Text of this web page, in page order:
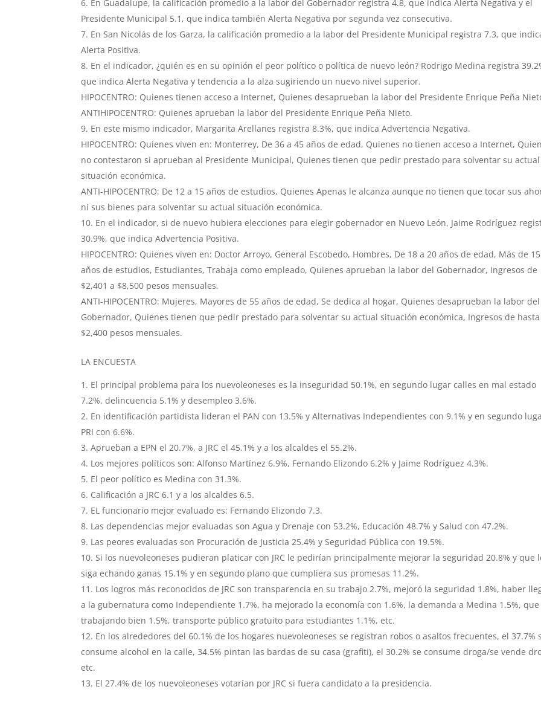
En Guadalupe, la calificación promedio a la labor del Gobernador registra 4.8, que indica Alerta Negativa y el
Presidente Municipal 5.1, que indica también Alerta Negativa por segunda vez consecutiva.
En San Nicolás de los Garza, la calificación promedio a la labor del Presidente Municipal registra 7.3, que
Alerta Positiva.
En el indicador, ¿quién es en su opinión el peor político o política de nuevo león? Rodrigo Medina registra
que indica Alerta Negativa y tendencia a la alza sugiriendo un nuevo nivel superior.
HIPOCENTRO: Quienes tienen acceso a Internet, Quienes desaprueban la labor del Presidente Enrique Peña
ANTIHIPOCENTRO: Quienes aprueban la labor del Presidente Enrique Peña Nieto.
En este mismo indicador, Margarita Arellanes registra 8.3%, que indica Advertencia Negativa.
HIPOCENTRO: Quienes viven en: Monterrey, De 36 a 45 años de edad, Quienes no tienen acceso a Internet,
no contestaron si aprueban al Presidente Municipal, Quienes tienen que pedir prestado para solventar su actual
situación económica.
ANTI-HIPOCENTRO: De 12 a 15 años de estudios, Quienes Apenas le alcanza aunque no tienen que tocar sus
ni sus bienes para solventar su actual situación económica.
En el indicador, si de nuevo hubiera elecciones para elegir gobernador en Nuevo León, Jaime Rodríguez
30.9%, que indica Advertencia Positiva.
HIPOCENTRO: Quienes viven en: Doctor Arroyo, General Escobedo, Hombres, De 18 a 20 años de edad, Más de 15
años de estudios, Estudiantes, Trabaja como empleado, Quienes aprueban la labor del Gobernador, Ingresos de
$2,401 a $8,500 pesos mensuales.
ANTI-HIPOCENTRO: Mujeres, Mayores de 55 años de edad, Se dedica al hogar, Quienes desaprueban la labor del
Gobernador, Quienes tienen que pedir prestado para solventar su actual situación económica, Ingresos de hasta
$2,400 pesos mensuales.
LA ENCUESTA
El principal problema para los nuevoleoneses es la inseguridad 50.1%, en segundo lugar calles en mal estado
7.2%, delincuencia 5.1% y desempleo 3.6%.
En identificación partidista lideran el PAN con 13.5% y Alternativas Independientes con 9.1% y en segundo
PRI con 6.6%.
Aprueban a EPN el 20.7%, a JRC el 45.1% y a los alcaldes el 55.2%.
Los mejores políticos son: Alfonso Martínez 6.9%, Fernando Elizondo 6.2% y Jaime Rodríguez 4.3%.
El peor político es Medina con 31.3%.
Calificación a JRC 6.1 y a los alcaldes 6.5.
EL funcionario mejor evaluado es: Fernando Elizondo 7.3.
Las dependencias mejor evaluadas son Agua y Drenaje con 53.2%, Educación 48.7% y Salud con 47.2%.
Las peores evaluadas son Procuración de Justicia 25.4% y Seguridad Pública con 19.5%.
Si los nuevoleoneses pudieran platicar con JRC le pedirían principalmente mejorar la seguridad 20.8% y que
siga echando ganas 15.1% y en segundo plano que cumpliera sus promesas 11.2%.
Los logros más reconocidos de JRC son transparencia en su trabajo 2.7%, mejoró la seguridad 1.8%, haber
a la gubernatura como Independiente 1.7%, ha mejorado la economía con 1.6%, la demanda a Medina 1.5%, que
trabajando bien 1.5%, transporte público gratuito para estudiantes 1.1%, etc.
En los alrededores del 60.1% de los hogares nuevoleoneses se registran robos o asaltos frecuentes, el 37.7%
consume alcohol en la calle, 34.5% pintan las bardas de su casa (grafiti), el 30.2% se consume droga/se vende
etc.
El 27.4% de los nuevoleoneses votarían por JRC si fuera candidato a la presidencia.